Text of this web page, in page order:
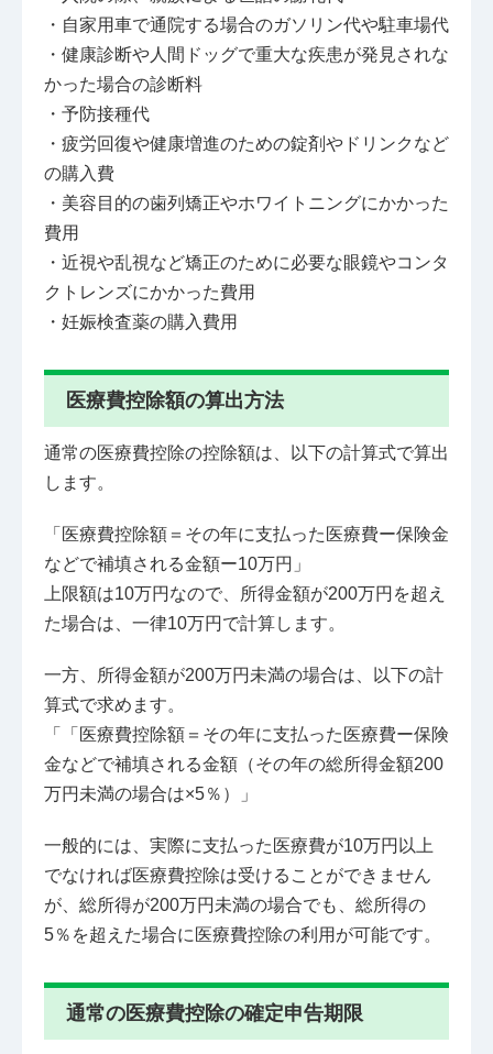
・自家用車で通院する場合のガソリン代や駐車場代
・健康診断や人間ドッグで重大な疾患が発見されな
かった場合の診断料
・予防接種代
・疲労回復や健康増進のための錠剤やドリンクなど
の購入費
・美容目的の歯列矯正やホワイトニングにかかった
費用
・近視や乱視など矯正のために必要な眼鏡やコンタ
クトレンズにかかった費用
・妊娠検査薬の購入費用
医療費控除額の算出方法
通常の医療費控除の控除額は、以下の計算式で算出
します。
「医療費控除額＝その年に支払った医療費ー保険金
などで補填される金額ー10万円」
上限額は10万円なので、所得金額が200万円を超え
た場合は、一律10万円で計算します。
一方、所得金額が200万円未満の場合は、以下の計
算式で求めます。
「「医療費控除額＝その年に支払った医療費ー保険
金などで補填される金額（その年の総所得金額200
万円未満の場合は×5％）」
一般的には、実際に支払った医療費が10万円以上
でなければ医療費控除は受けることができません
が、総所得が200万円未満の場合でも、総所得の
5％を超えた場合に医療費控除の利用が可能です。
通常の医療費控除の確定申告期限